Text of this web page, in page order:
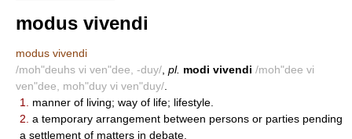
modus vivendi
modus vivendi
/moh"deuhs vi ven"dee, -duy/ pl. modi vivendi /moh"dee vi
ven"dee, moh"duy vi ven"duy/
1.
manner of living; way of life; lifestyle.
2. a temporary arrangement between persons or parties pending
a settlement of matters in debate.